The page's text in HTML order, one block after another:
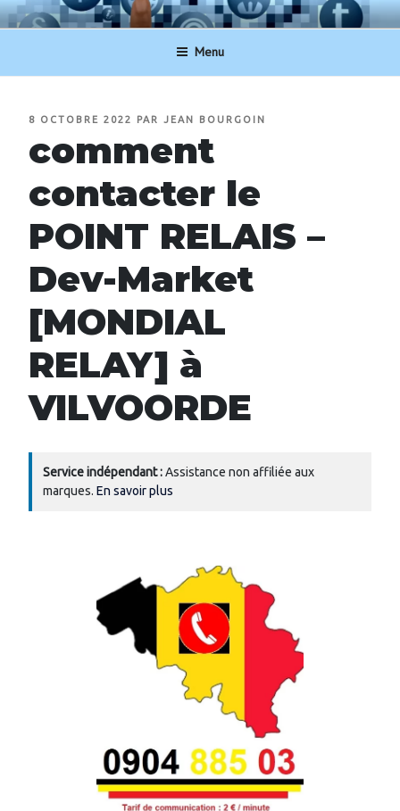
Aller
au
principal
NUMERO-SERVICECLIENT.BE
Menu
PUBLIÉ
8 OCTOBRE 2022 PAR JEAN BOURGOIN
comment
contacter le
POINT RELAIS –
Dev-Market
[MONDIAL
RELAY] à
VILVOORDE
Service indépendant :Assistance non affiliée aux
marques. En savoir plus